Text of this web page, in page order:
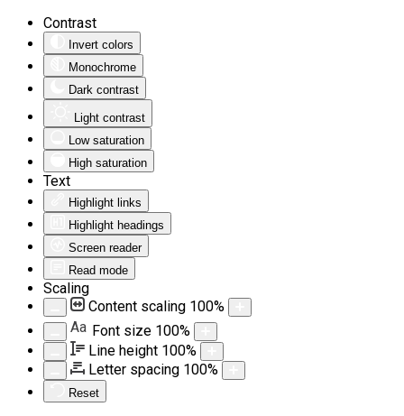
Contrast
Invert colors
Monochrome
Dark contrast
Light contrast
Low saturation
High saturation
Text
Highlight links
Highlight headings
Screen reader
Read mode
Scaling
Content scaling 100%
Aa Font size 100%
Line height 100%
Letter spacing 100%
Reset